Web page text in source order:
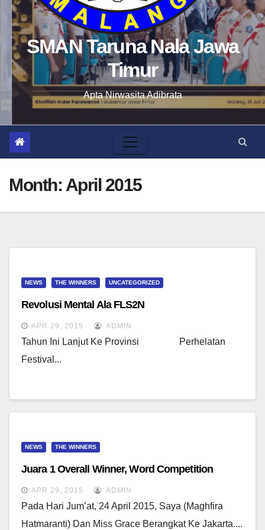
SMAN Taruna Nala Jawa
Timur
Apta Nirwasita Adibrata
Month: April 2015
NEWS THE WINNERS UNCATEGORIZED
Revolusi Mental Ala FLS2N
APR 29, 2015 ADMIN
Tahun Ini Lanjut Ke Provinsi Perhelatan
Festival...
NEWS THE WINNERS
Juara 1 Overall Winner, Word Competition
APR 29, 2015 ADMIN
Pada Hari Jum’at, 24 April 2015, Saya (Maghfira
Hatmaranti) Dan Miss Grace Berangkat Ke Jakarta....